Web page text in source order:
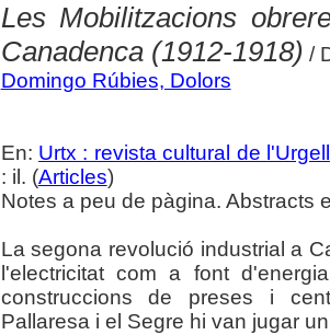
Les Mobilitzacions
Canadenca (1912-1918) /
Domingo Rúbies, Dolors
En: Urtx : revista cultural de l'Urgell
: il. (Articles)
Notes a peu de pàgina. Abstracts
La segona revolució industrial a
l'electricitat com a font
construccions de preses i
Pallaresa i el Segre hi van jugar